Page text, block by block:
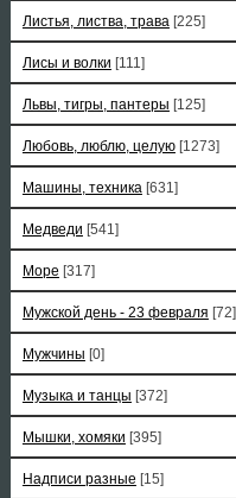
Листья, листва, трава [225]
Лисы и волки [111]
Львы, тигры, пантеры [125]
Любовь, люблю, целую [1273]
Машины, техника [631]
Медведи [541]
Море [317]
Мужской день - 23 февраля [72]
Мужчины [0]
Музыка и танцы [372]
Мышки, хомяки [395]
Надписи разные [15]